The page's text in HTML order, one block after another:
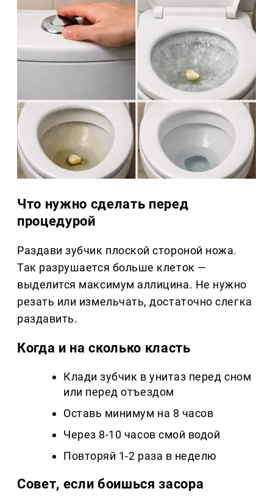
Что нужно сделать перед
процедурой
Раздави зубчик плоской стороной ножа.
Так разрушается больше клеток —
выделится максимум аллицина. Не нужно
резать или измельчать, достаточно слегка
раздавить.
Когда и на сколько класть
Клади зубчик в унитаз перед сном
или перед отъездом
Оставь минимум на 8 часов
Через 8-10 часов смой водой
Повторяй 1-2 раза в неделю
Совет, если боишься засора